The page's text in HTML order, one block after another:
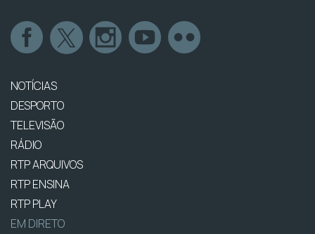
NOTÍCIAS
DESPORTO
TELEVISÃO
RÁDIO
RTP ARQUIVOS
RTP ENSINA
RTP PLAY
EM DIRETO